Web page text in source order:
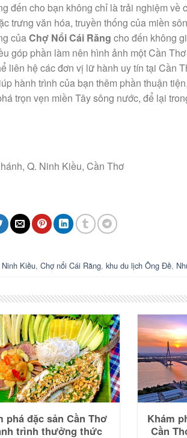
đến cho bạn không chỉ là trải nghiệm về
trưng văn hóa, truyền thống của miền
củaChợ Nổi Cái Răng cho đến không
góp phần làm nên hình ảnh một Cần
liên hệ các đơn vị lữ hành uy tín tại Cần
hành trình của bạn thêm phần thuận
trọn vẹn miền Tây sông nước, để lại
Q. Ninh Kiều, Cần Thơ
Kiều, Chợ nổi Cái Răng, khu du lịch Ông Đề,
phá đặc sản Cần Thơ
trình thưởng thức
Khám
Cần